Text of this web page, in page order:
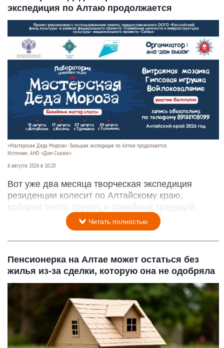
экспедиция по Алтаю продолжается
«Мастерская Деда Мороза»: Большая экспедиция по Алтаю продолжается.
Источник: АНО «Дом Сказок».
6 августа 2026 в 10:20
Вот уже два месяца творческая экспедиция
резиденции колесит по Алтайскому краю,
собирая тепло сердец и семейных традиций.
Читать полностью
Пенсионерка на Алтае может остаться без
жилья из-за сделки, которую она не одобряла